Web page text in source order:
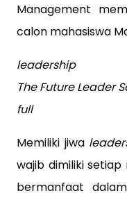
Management
calon mahasiswa
leadership
The Future Leader
full
Memiliki jiwa
wajib dimiliki setiap
bermanfaat